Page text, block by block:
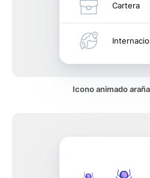
Cartera
Icono animado